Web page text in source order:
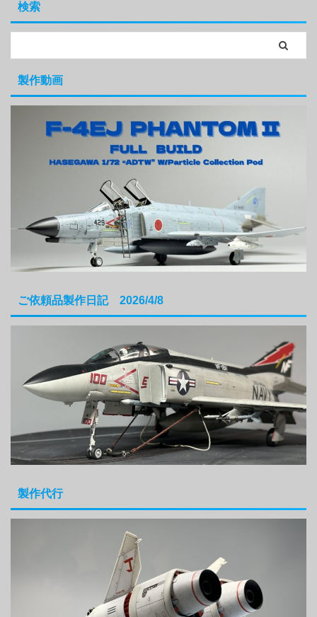
検索
製作動画
ご依頼品製作日記 2026/4/8
製作代行